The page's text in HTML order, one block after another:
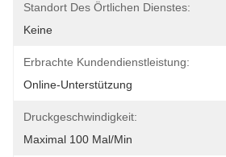
Standort Des Örtlichen Dienstes:
Keine
Erbrachte Kundendienstleistung:
Online-Unterstützung
Druckgeschwindigkeit:
Maximal 100 Mal/min